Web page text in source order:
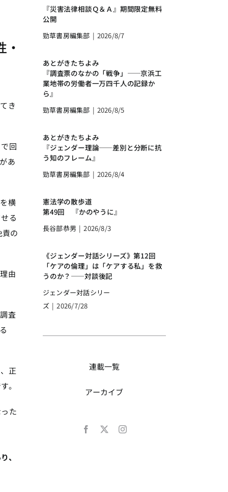
き
回
あ
横
る
の
由
査
正
。
た
、
『災害法律相談Ｑ＆Ａ』期間限定無料
公開
勁草書房編集部 | 2026/8/7
あとがきたちよみ
『調査票のなかの「戦争」――京浜工
業地帯の労働者一万四千人の記録か
ら』
勁草書房編集部 | 2026/8/5
あとがきたちよみ
『ジェンダー理論――差別と分断に抗
う知のフレーム』
勁草書房編集部 | 2026/8/4
憲法学の散歩道
第49回 『かのやうに』
長谷部恭男 | 2026/8/3
《ジェンダー対話シリーズ》第12回
「ケアの倫理」は「ケアする私」を救
うのか？――対談後記
ジェンダー対話シリー
ズ | 2026/7/28
連載一覧
アーカイブ